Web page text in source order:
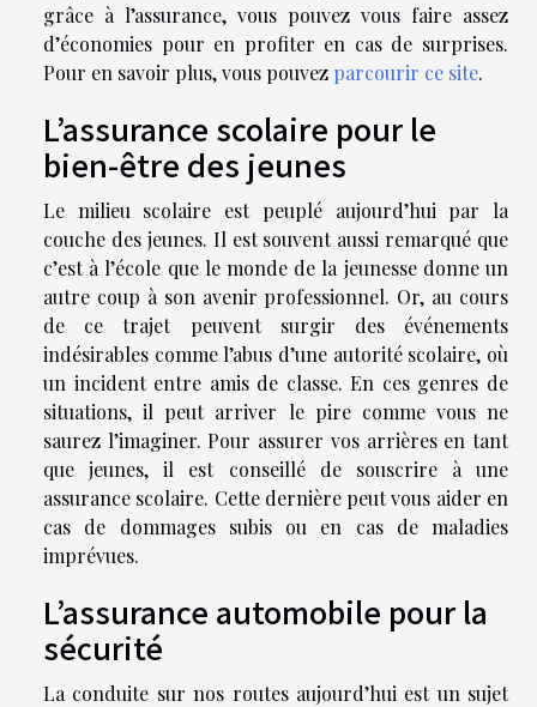
grâce à l’assurance, vous pouvez vous faire assez
d’économies pour en profiter en cas de surprises.
Pour en savoir plus, vous pouvez parcourir ce site.
L’assurance scolaire pour le
bien-être des jeunes
Le milieu scolaire est peuplé aujourd’hui par la
couche des jeunes. Il est souvent aussi remarqué que
c’est à l’école que le monde de la jeunesse donne un
autre coup à son avenir professionnel. Or, au cours
de ce trajet peuvent surgir des événements
indésirables comme l’abus d’une autorité scolaire, où
un incident entre amis de classe. En ces genres de
situations, il peut arriver le pire comme vous ne
saurez l’imaginer. Pour assurer vos arrières en tant
que jeunes, il est conseillé de souscrire à une
assurance scolaire. Cette dernière peut vous aider en
cas de dommages subis ou en cas de maladies
imprévues.
L’assurance automobile pour la
sécurité
La conduite sur nos routes aujourd’hui est un sujet